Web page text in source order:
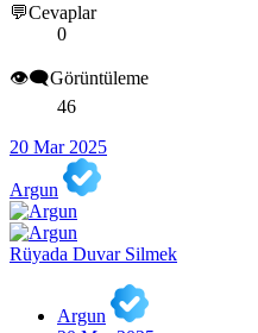
💬Cevaplar
0
👁️‍🗨️Görüntüleme
46
20 Mar 2025
Argun
Rüyada Duvar Silmek
Argun